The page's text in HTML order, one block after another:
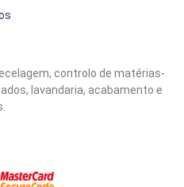
controlo de matérias-
lavandaria, acabamento e